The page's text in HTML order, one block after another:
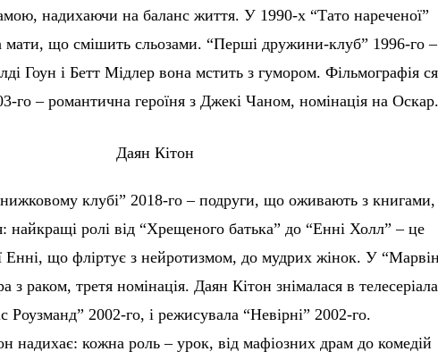
надихаючи на баланс життя. У 1990-х “Тато нареченої”
мати, що смішить сльозами. “Перші дружини-клуб” 1996-го –
Гоун і Бетт Мідлер вона мстить з гумором. Фільмографія
го – романтична героїня з Джекі Чаном, номінація на Оскар.
клубі” 2018-го – подруги, що оживають з книгами,
найкращі ролі від “Хрещеного батька” до “Енні Холл” – це
Енні, що фліртує з нейротизмом, до мудрих жінок. У
з раком, третя номінація. Даян Кітон знімалася в
2002-го, і режисувала “Невірні” 2002-го.
надихає: кожна роль – урок, від мафіозних драм до комедій